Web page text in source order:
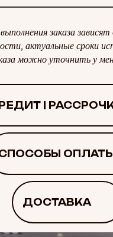
заказа
актуальные сроки
можно уточнить у
|
ОПЛАТЫ
ДОСТАВКА